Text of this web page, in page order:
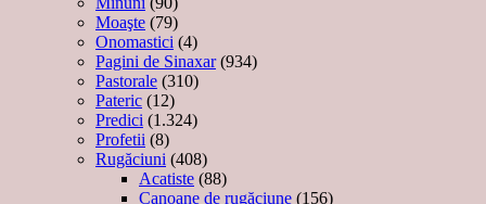
Moaşte (79)
Onomastici (4)
Pagini de Sinaxar(934)
Pastorale (310)
Pateric (12)
Predici (1.324)
Profetii (8)
Rugăciuni (408)
Acatiste (88)
Canoane de rugăciune (156)